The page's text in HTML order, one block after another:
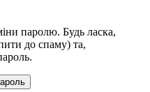
паролю. Будь ласка,
до спаму) та,